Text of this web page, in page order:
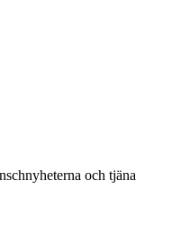
och tjäna